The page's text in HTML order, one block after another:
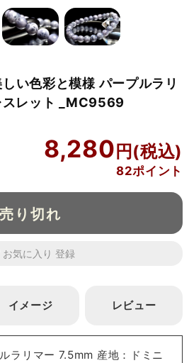
い色彩と模様 パープルラリ
レット _MC9569
8,280
82ポイント
売り切れ
お気に入り
イメージ レビュー
ラリマー 7.5mm 産地：ドミニ